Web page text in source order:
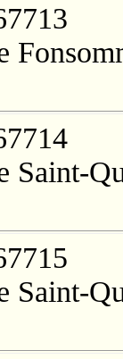
Saint-
Saint-